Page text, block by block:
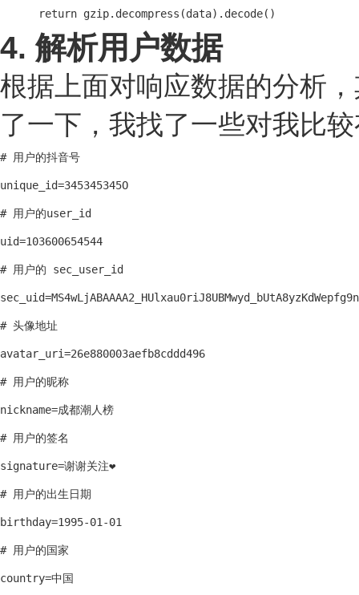
return gzip.decompress(data).decode()
4. 解析用户数据
根据上面对响应数据的分析
了一下，我找了一些对我比
# 用户的抖音号
unique_id=345345345O
# 用户的user_id
uid=103600654544
# 用户的 sec_user_id
# 头像地址
avatar_uri=26e880003aefb8cddd496
# 用户的昵称
nickname=成都潮人榜
# 用户的签名
signature=谢谢关注❤
# 用户的出生日期
birthday=1995-01-01
# 用户的国家
country=中国